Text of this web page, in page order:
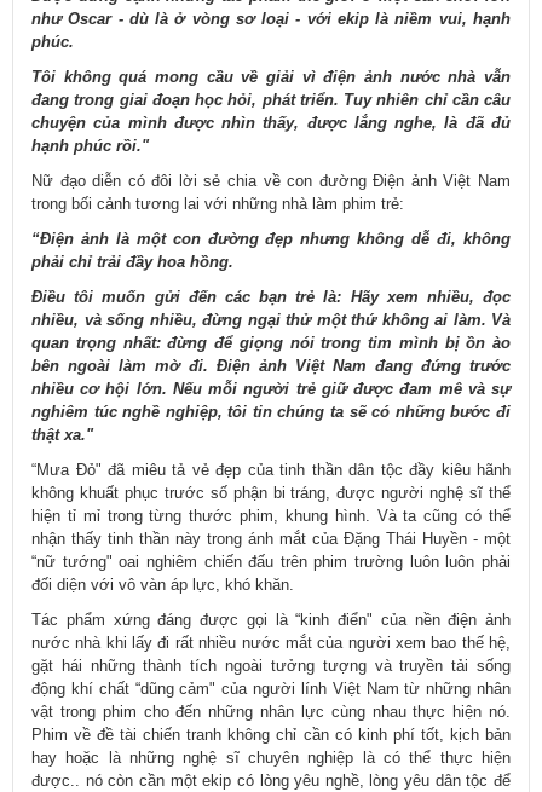
như Oscar - dù là ở vòng sơ loại - với ekip là niềm vui, hạnh
phúc.
Tôi không quá mong cầu về giải vì điện ảnh nước nhà vẫn
đang trong giai đoạn học hỏi, phát triển. Tuy nhiên chỉ cần câu
chuyện của mình được nhìn thấy, được lắng nghe, là đã đủ
hạnh phúc rồi."
Nữ đạo diễn có đôi lời sẻ chia về con đường Điện ảnh Việt Nam
trong bối cảnh tương lai với những nhà làm phim trẻ:
“Điện ảnh là một con đường đẹp nhưng không dễ đi, không
phải chỉ trải đầy hoa hồng.
Điều tôi muốn gửi đến các bạn trẻ là: Hãy xem nhiều, đọc
nhiều, và sống nhiều, đừng ngại thử một thứ không ai làm. Và
quan trọng nhất: đừng để giọng nói trong tim mình bị ồn ào
bên ngoài làm mờ đi. Điện ảnh Việt Nam đang đứng trước
nhiều cơ hội lớn. Nếu mỗi người trẻ giữ được đam mê và sự
nghiêm túc nghề nghiệp, tôi tin chúng ta sẽ có những bước đi
thật xa."
“Mưa Đỏ" đã miêu tả vẻ đẹp của tinh thần dân tộc đầy kiêu hãnh
không khuất phục trước số phận bi tráng, được người nghệ sĩ thể
hiện tỉ mỉ trong từng thước phim, khung hình. Và ta cũng có thể
nhận thấy tinh thần này trong ánh mắt của Đặng Thái Huyền - một
“nữ tướng" oai nghiêm chiến đấu trên phim trường luôn luôn phải
đối diện với vô vàn áp lực, khó khăn.
Tác phẩm xứng đáng được gọi là “kinh điển" của nền điện ảnh
nước nhà khi lấy đi rất nhiều nước mắt của người xem bao thế hệ,
gặt hái những thành tích ngoài tưởng tượng và truyền tải sống
động khí chất “dũng cảm" của người lính Việt Nam từ những nhân
vật trong phim cho đến những nhân lực cùng nhau thực hiện nó.
Phim về đề tài chiến tranh không chỉ cần có kinh phí tốt, kịch bản
hay hoặc là những nghệ sĩ chuyên nghiệp là có thể thực hiện
được.. nó còn cần một ekip có lòng yêu nghề, lòng yêu dân tộc để